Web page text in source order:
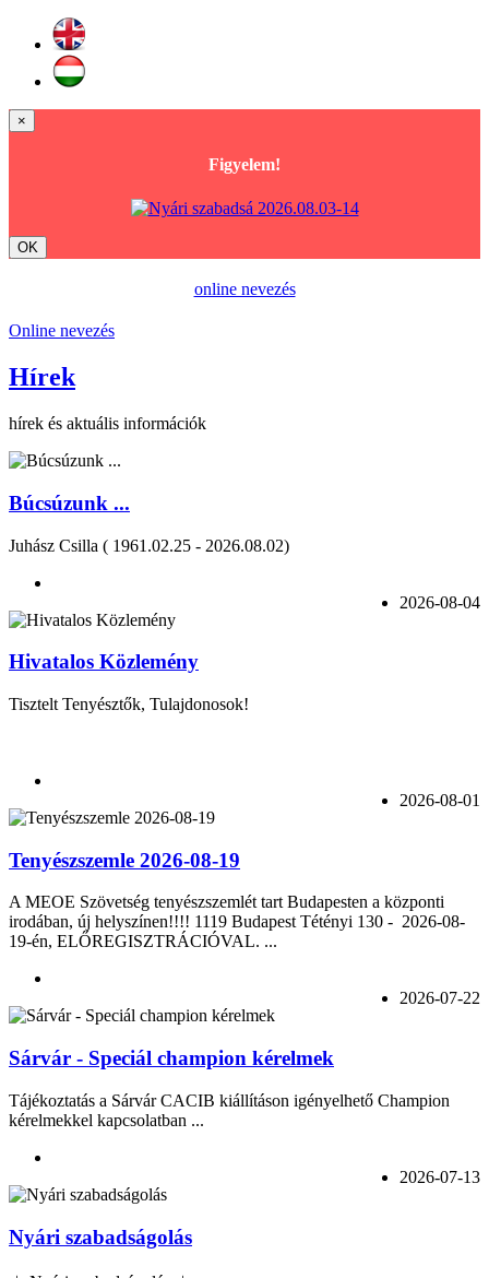
×
Figyelem!
OK
online nevezés
Online nevezés
Hírek
hírek és aktuális információk
Búcsúzunk ...
Juhász Csilla ( 1961.02.25 - 2026.08.02)
2026-08-04
Hivatalos Közlemény
Tisztelt Tenyésztők, Tulajdonosok!
2026-08-01
Tenyészszemle 2026-08-19
A MEOE Szövetség tenyészszemlét tart Budapesten a központi
irodában, új helyszínen!!!! 1119 Budapest Tétényi 130 - 2026-08-
19-én, ELŐREGISZTRÁCIÓVAL. ...
2026-07-22
Sárvár - Speciál champion kérelmek
Tájékoztatás a Sárvár CACIB kiállításon igényelhető Champion
kérelmekkel kapcsolatban ...
2026-07-13
Nyári szabadságolás